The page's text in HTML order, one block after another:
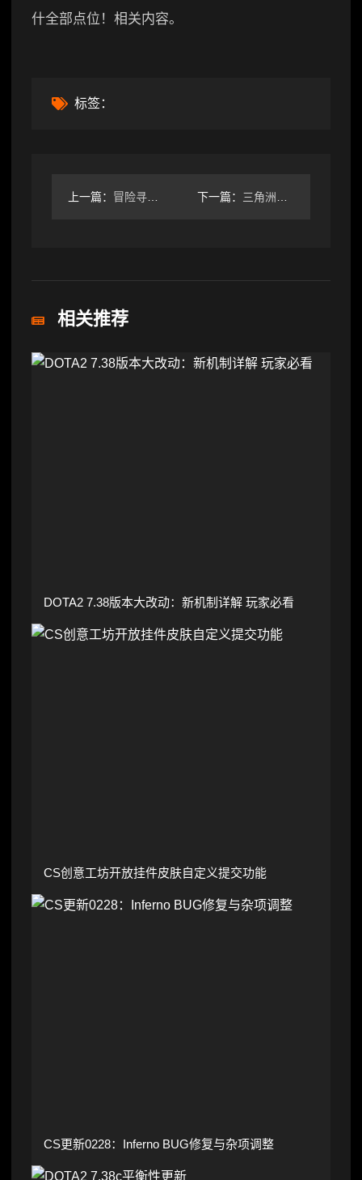
什全部点位！相关内容。
标签：
上一篇： 冒险寻宝然后打败魔王【攻略】S6赛季四弓dot召唤队伍简易攻 下一篇： 三角洲行动盘点《三角洲行动》口碑最差的干员，没想到最差的居然
相关推荐
DOTA2 7.38版本大改动：新机制详解 玩家必看
CS创意工坊开放挂件皮肤自定义提交功能
CS更新0228：Inferno BUG修复与杂项调整